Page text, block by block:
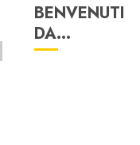
BENVENUTI
DA…